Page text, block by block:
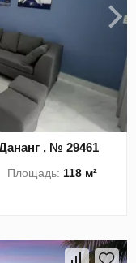
, № 29461
Площадь:118 м²